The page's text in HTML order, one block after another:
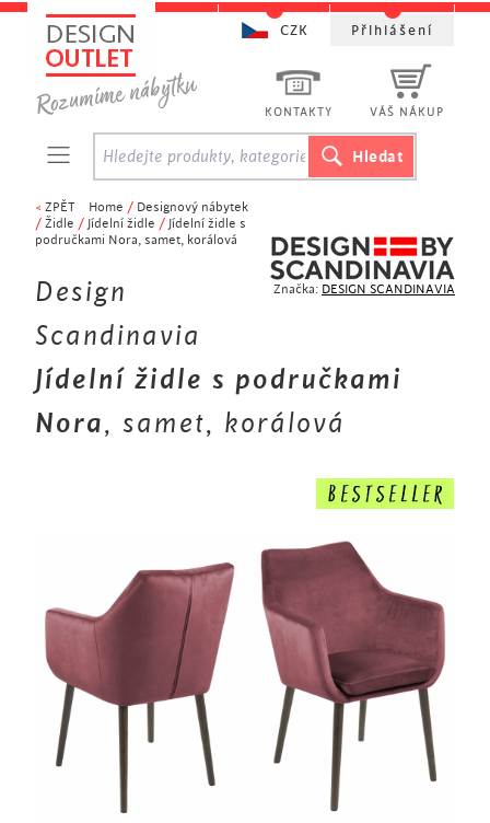
Značka: DESIGN SCANDINAVIA
< ZPĚT Home / Designový nábytek
/ Židle / Jídelní židle / Jídelní židle s
područkami Nora, samet, korálová
Design
Scandinavia
Jídelní židle s područkami
Nora, samet, korálová
KONTAKTY VÁŠ NÁKUP
CZK Přihlášení